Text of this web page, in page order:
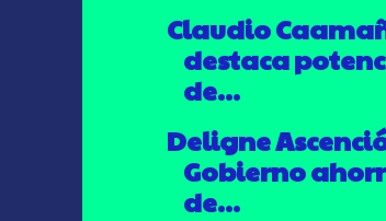
Claudio
destaca
de...
Deligne
Gobierno
de...